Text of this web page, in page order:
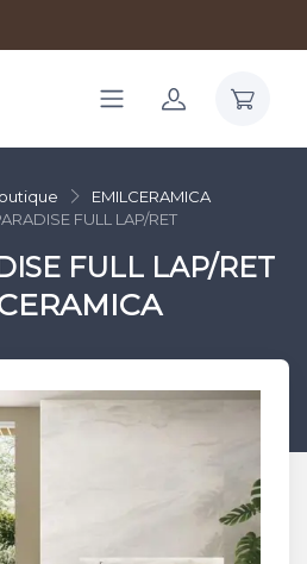
EMILCERAMICA
FULL LAP/RET
FULL LAP/RET